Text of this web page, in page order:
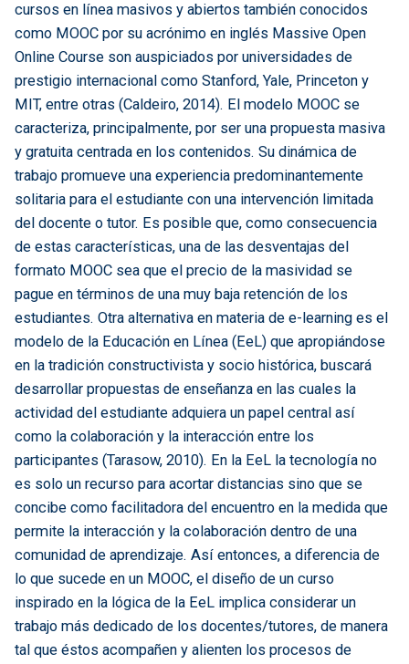
cursos en línea masivos y abiertos también conocidos
como MOOC por su acrónimo en inglés Massive Open
Online Course son auspiciados por universidades de
prestigio internacional como Stanford, Yale, Princeton y
MIT, entre otras (Caldeiro, 2014). El modelo MOOC se
caracteriza, principalmente, por ser una propuesta masiva
y gratuita centrada en los contenidos. Su dinámica de
trabajo promueve una experiencia predominantemente
solitaria para el estudiante con una intervención limitada
del docente o tutor. Es posible que, como consecuencia
de estas características, una de las desventajas del
formato MOOC sea que el precio de la masividad se
pague en términos de una muy baja retención de los
estudiantes. Otra alternativa en materia de e-learning es el
modelo de la Educación en Línea (EeL) que apropiándose
en la tradición constructivista y socio histórica, buscará
desarrollar propuestas de enseñanza en las cuales la
actividad del estudiante adquiera un papel central así
como la colaboración y la interacción entre los
participantes (Tarasow, 2010). En la EeL la tecnología no
es solo un recurso para acortar distancias sino que se
concibe como facilitadora del encuentro en la medida que
permite la interacción y la colaboración dentro de una
comunidad de aprendizaje. Así entonces, a diferencia de
lo que sucede en un MOOC, el diseño de un curso
inspirado en la lógica de la EeL implica considerar un
trabajo más dedicado de los docentes/tutores, de manera
tal que éstos acompañen y alienten los procesos de